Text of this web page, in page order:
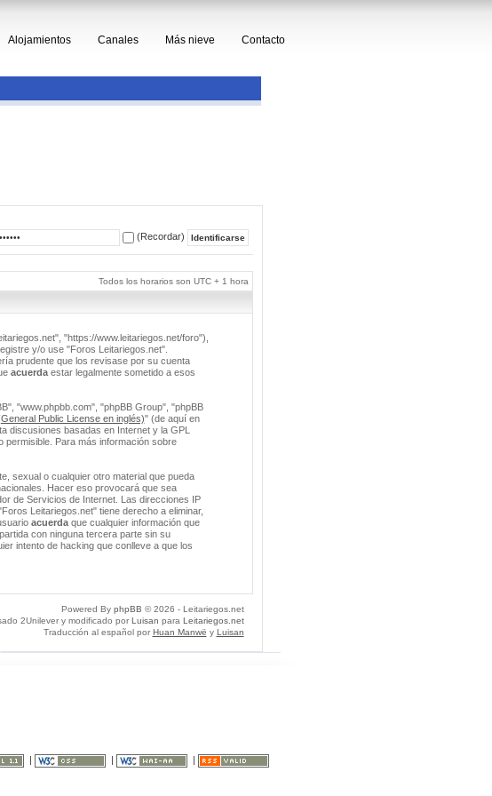
Alojamientos Canales Más nieve Contacto
(Recordar)
Todos los horarios son UTC + 1 hora
"https://www.leitariegos.net/foro"),
y/o use "Foros Leitariegos.net".
prudente que los revisase por su cuenta
acuerdaestar legalmente sometido a esos
"www.phpbb.com", "phpBB Group", "phpBB
Public License en inglés)" (de aquí en
discusiones basadas en Internet y la GPL
Para más información sobre
sexual o cualquier otro material que pueda
Hacer eso provocará que sea
de Servicios de Internet. Las direcciones IP
Leitariegos.net" tiene derecho a eliminar,
acuerdaque cualquier información que
con ninguna tercera parte sin su
intento de hacking que conlleve a que los
Powered By phpBB © 2026 - Leitariegos.net
2Unilever y modificado por Luisan para Leitariegos.net
Traducción al español por Huan Manwë y Luisan